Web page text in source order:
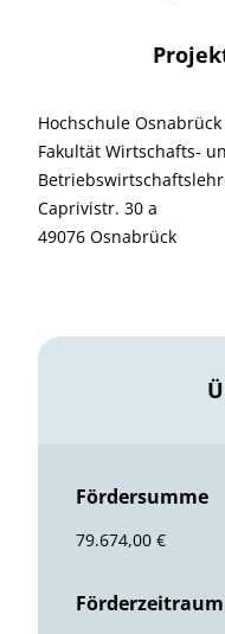
Hochschule Osnabrück
Fakultät Wirtschafts-
Caprivistr. 30 a
49076 Osnabrück
Fördersumme
79.674,00 €
Förderzeitraum